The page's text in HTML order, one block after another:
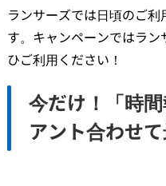
ランサーズでは日頃のご
す。キャンペーンではラ
ひご利用ください！
今だけ！「時
アント合わせ